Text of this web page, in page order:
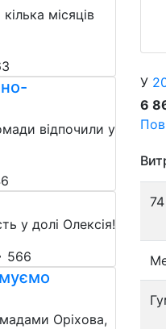
місяців
відпочили у
у долі Олексія!
566
Оріхова,
У
6